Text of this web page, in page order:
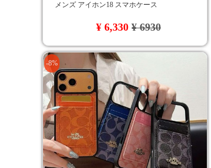
メンズ アイホン18 スマホケース
¥ 6,330¥ 6930
-8%